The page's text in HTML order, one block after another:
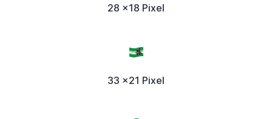
28 x18 Pixel
33 x21 Pixel